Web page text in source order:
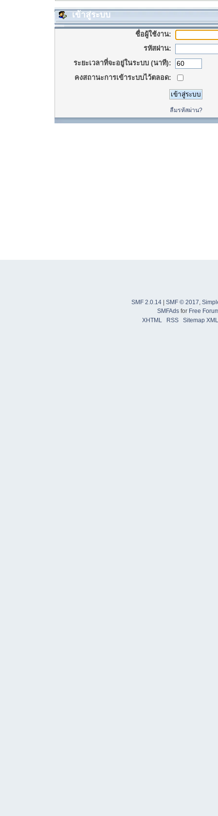
เข้าสู่ระบบ
ชื่อผู้ใช้งาน:
รหัสผ่าน:
ระยะเวลาที่จะอยู่ในระบบ (นาที):
คงสถานะการเข้าระบบไว้ตลอด:
ลืมรหัสผ่าน?
SMF 2.0.14 SMF © 2017,
SMFAdsfor Free
XHTML
RSS Sitemap XML